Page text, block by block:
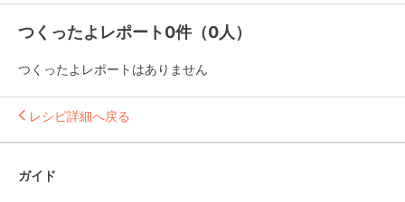
つくったよレポート0件（0人）
つくったよレポートはありません
レシピ詳細へ戻る
ガイド